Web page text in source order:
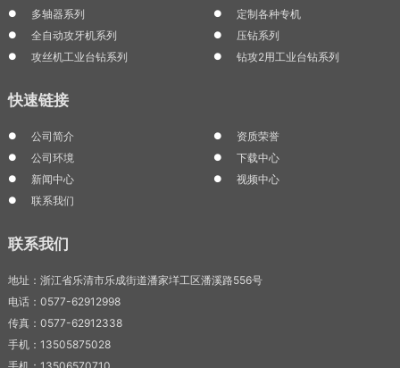
多轴器系列
定制各种专机
全自动攻牙机系列
压钻系列
攻丝机工业台钻系列
钻攻2用工业台钻系列
快速链接
公司简介
资质荣誉
公司环境
下载中心
新闻中心
视频中心
联系我们
联系我们
地址：浙江省乐清市乐成街道潘家垟工区潘溪路556号
电话：0577-62912998
传真：0577-62912338
手机：13505875028